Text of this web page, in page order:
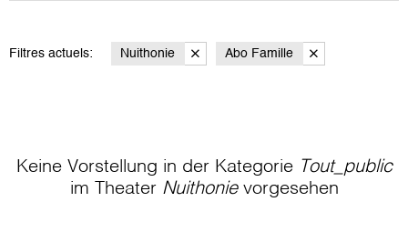
Filtres actuels: Nuithonie Abo Famille
Keine Vorstellung in der Kategorie Tout_public
im Theater Nuithonievorgesehen